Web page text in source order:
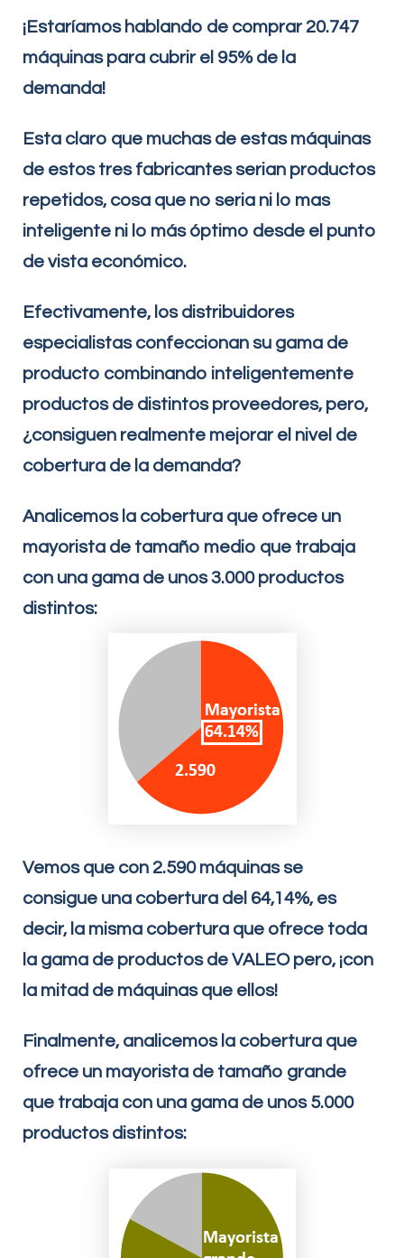
¡Estaríamos hablando de comprar 20.747
máquinas para cubrir el 95% de la
demanda!
Esta claro que muchas de estas máquinas
de estos tres fabricantes serian productos
repetidos, cosa que no seria ni lo mas
inteligente ni lo más óptimo desde el punto
de vista económico.
Efectivamente, los distribuidores
especialistas confeccionan su gama de
producto combinando inteligentemente
productos de distintos proveedores, pero,
¿consiguen realmente mejorar el nivel de
cobertura de la demanda?
Analicemos la cobertura que ofrece un
mayorista de tamaño medio que trabaja
con una gama de unos 3.000 productos
distintos:
Vemos que con 2.590 máquinas se
consigue una cobertura del 64,14%, es
decir, la misma cobertura que ofrece toda
la gama de productos de VALEO pero, ¡con
la mitad de máquinas que ellos!
Finalmente, analicemos la cobertura que
ofrece un mayorista de tamaño grande
que trabaja con una gama de unos 5.000
productos distintos: